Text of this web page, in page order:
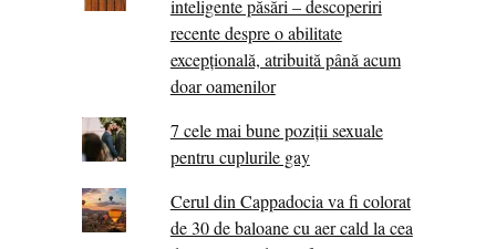
inteligente păsări – descoperiri
recente despre o abilitate
excepţională, atribuită până acum
doar oamenilor
7 cele mai bune poziții sexuale
pentru cuplurile gay
Cerul din Cappadocia va fi colorat
de 30 de baloane cu aer cald la cea